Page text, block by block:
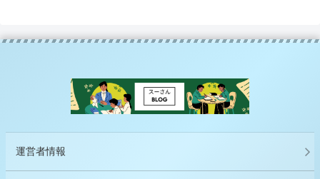
泉、経済どん底のアルゼンチン
運営者情報